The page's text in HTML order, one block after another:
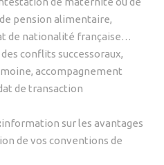
pension alimentaire,
de nationalité française…
conflits successoraux,
accompagnement
de transaction
information sur les avantages
de vos conventions de